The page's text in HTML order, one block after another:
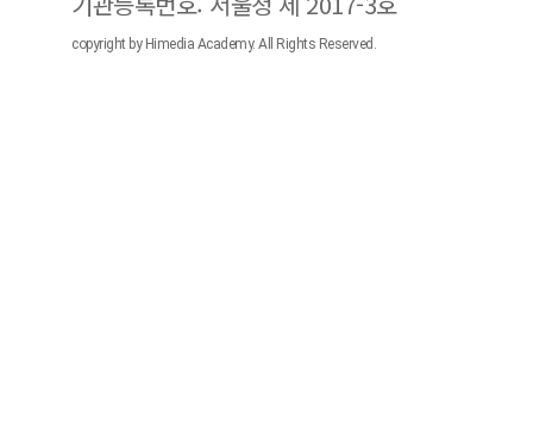
copyright by Himedia Academy. All Rights Reserved.